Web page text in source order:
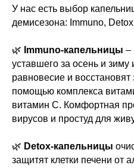
У нас есть выбор
демисезона: Immuno,
🌿 Immuno-капельницы –
уставшего за осень и зиму
равновесие и
помощью комплекса
витамин С. Комфортная
вирусов и простуд для
🌿 Detox-капельницы
защитят клетки печени от